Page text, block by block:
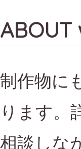
制作物に
ります。
相談しな